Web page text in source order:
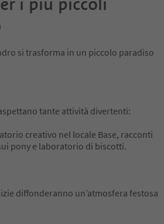
si trasforma in un piccolo paradiso
tante attività divertenti:
creativo nel locale Base, racconti
pony e laboratorio di biscotti.
diffonderanno un’atmosfera festosa